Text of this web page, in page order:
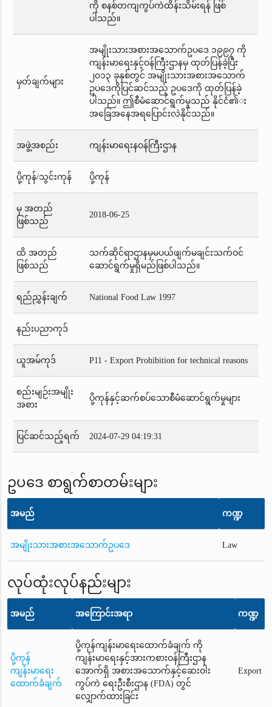
ကို စနစ်တကျကွပ်ကဲထိန်းသိမ်းရန် ဖြစ်
ပါသည်။
မှတ်ချက်များ
အမျိုးသားအစားအသောက်ဥပဒေ ၁၉၉၇ ကို
ကျန်းမာရေးနှင့်ဝန်ကြီးဌာနမှ ထုတ်ပြန်ခဲ့ပြီး
၂၀၁၃ ခုနှစ်တွင် အမျိုးသားအစားအသောက်
ဥပဒေကိုပြင်ဆင်သည့် ဥပဒေကို ထုတ်ပြန်ခဲ့
ပါသည်။ ဤစီမံဆောင်ရွက်မှုသည် နိုင်ငံ၏း
အခြေအနေအရပြောင်းလဲနိုင်သည်။
အဖွဲ့အစည်း ကျန်းမာရေးနဝန်ကြီးဌာန
ပို့ကုန်/သွင်းကုန် ပို့ကုန်
မှ အတည်
ဖြစ်သည်
2018-06-25
ထိ အတည်
ဖြစ်သည်
သက်ဆိုင်ရာဌာနမှမပယ်ဖျက်မချင်းသက်ဝင်
ဆောင်ရွက်မှုရှိမည်ဖြစ်ပါသည်။
ရည်ညွှန်းချက် National Food Law 1997
နည်းပညာကုဒ်
ယူအမ်ကုဒ် P11 - Export Prohibition for technical reasons
စည်းမျဉ်းအမျိုး
အစား
ပို့ကုန်နှင့်ဆက်စပ်သောစီမံဆောင်ရွက်မှုများ
ပြင်ဆင်သည့်ရက် 2024-07-29 04:19:31
ဥပဒေ စာရွက်စာတမ်းများ
အမည် ကဏ္ဍ
အမျိုးသားအစားအသောက်ဥပဒေ Law
လုပ်ထုံးလုပ်နည်းများ
အမည် အကြောင်းအရာ ကဏ္ဍ
ပို့ကုန်
ကျန်းမာရေး
ထောက်ခံချက်
ပို့ကုန်ကျန်းမာရေးထောက်ခံချက် ကို
ကျန်းမာရေးနှင့်အားကစားဝန်ကြီးဌာန
အောက်ရှိ အစားအသောက်နှင့်ဆေးဝါး
ကွပ်ကဲ ရေးဦးစီးဌာန (FDA) တွင်
လျှောက်ထားခြင်း
Export